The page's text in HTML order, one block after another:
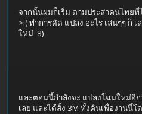
จากนั้นผมก็เริ่ม ตามประสาคนไทย
>:( ทำการดัด แปลง อะไร เล่นๆๆ ก็
ใหม่ 8)
และตอนนี้กำลังจะ แปลงโฉมใหม่อี
เลย และได้สั้ง 3M ทั้งคันเพื่องานนี้โ